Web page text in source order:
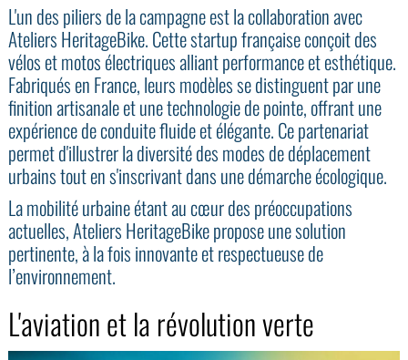
L'un des piliers de la campagne est la collaboration avec
Ateliers HeritageBike. Cette startup française conçoit des
vélos et motos électriques alliant performance et esthétique.
Fabriqués en France, leurs modèles se distinguent par une
finition artisanale et une technologie de pointe, offrant une
expérience de conduite fluide et élégante. Ce partenariat
permet d'illustrer la diversité des modes de déplacement
urbains tout en s'inscrivant dans une démarche écologique.
La mobilité urbaine étant au cœur des préoccupations
actuelles, Ateliers HeritageBike propose une solution
pertinente, à la fois innovante et respectueuse de
l’environnement.
L'aviation et la révolution verte